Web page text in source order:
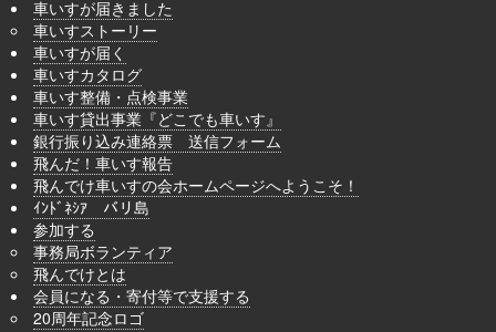
車いすが届きました
車いすストーリー
車いすが届く
車いすカタログ
車いす整備・点検事業
車いす貸出事業『どこでも車いす』
銀行振り込み連絡票 送信フォーム
飛んだ！車いす報告
飛んでけ車いすの会ホームページへようこそ！
ｲﾝﾄﾞﾈｼｱ バリ島
参加する
事務局ボランティア
飛んでけとは
会員になる・寄付等で支援する
20周年記念ロゴ